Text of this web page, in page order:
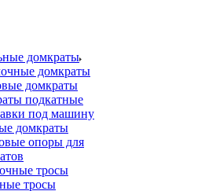
домкраты
домкраты
домкраты
подкатные
под машину
домкраты
опоры для
тросы